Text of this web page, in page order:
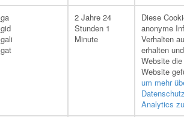
_ga
_gid
_gali
_gat
2 Jahre 24
Stunden 1
Minute
Diese
anonyme
Verhalten
erhalten
Website
Website
um mehr
Analytics